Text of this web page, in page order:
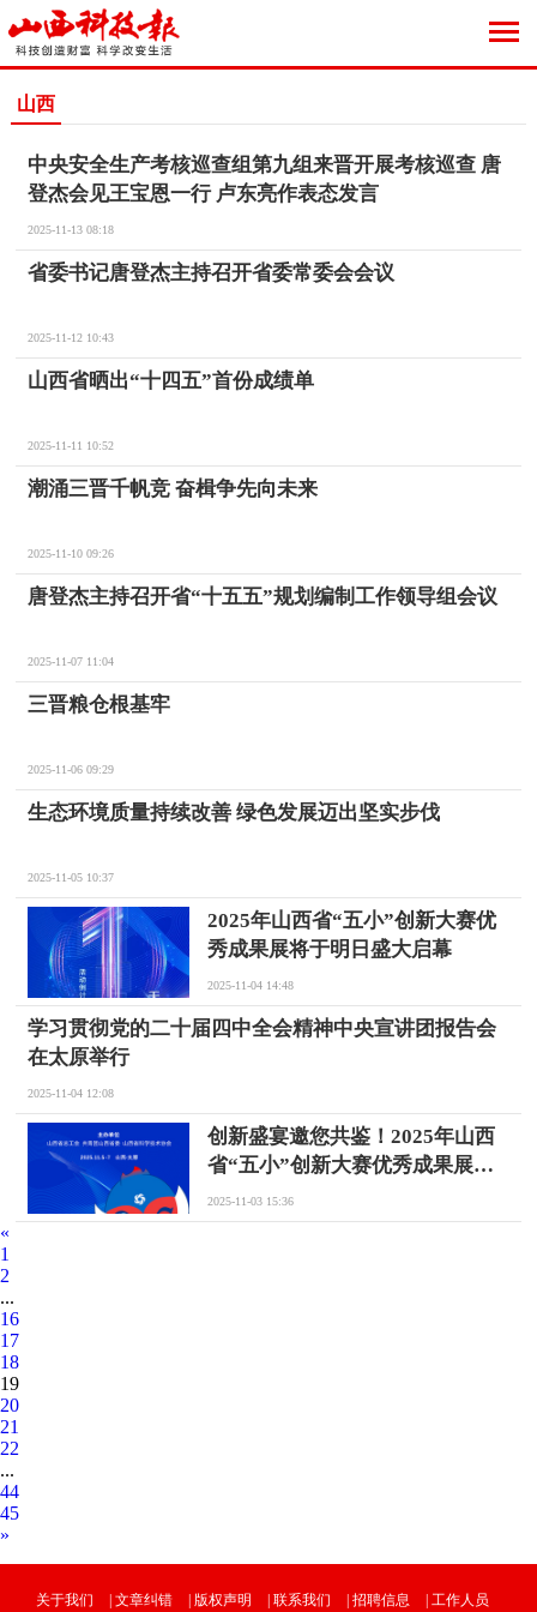
山西
中央安全生产考核巡查组第九组来晋开展考核巡查 唐
登杰会见王宝恩一行 卢东亮作表态发言
2025-11-13 08:18
省委书记唐登杰主持召开省委常委会会议
2025-11-12 10:43
山西省晒出“十四五”首份成绩单
2025-11-11 10:52
潮涌三晋千帆竞 奋楫争先向未来
2025-11-10 09:26
唐登杰主持召开省“十五五”规划编制工作领导组会议
2025-11-07 11:04
三晋粮仓根基牢
2025-11-06 09:29
生态环境质量持续改善 绿色发展迈出坚实步伐
2025-11-05 10:37
2025年山西省“五小”创新大赛优
秀成果展将于明日盛大启幕
2025-11-04 14:48
学习贯彻党的二十届四中全会精神中央宣讲团报告会
在太原举行
2025-11-04 12:08
创新盛宴邀您共鉴！2025年山西
省“五小”创新大赛优秀成果展即
将盛大启幕
2025-11-03 15:36
«
1
2
...
16
17
18
19
20
21
22
...
44
45
»
关于我们 文章纠错 版权声明 联系我们 招聘信息 工作人员